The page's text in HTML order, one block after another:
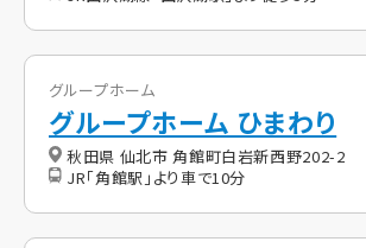
グループホーム
グループホーム ひまわり
秋田県 仙北市 角館町白岩新西野202-2
JR「角館駅」より車で10分